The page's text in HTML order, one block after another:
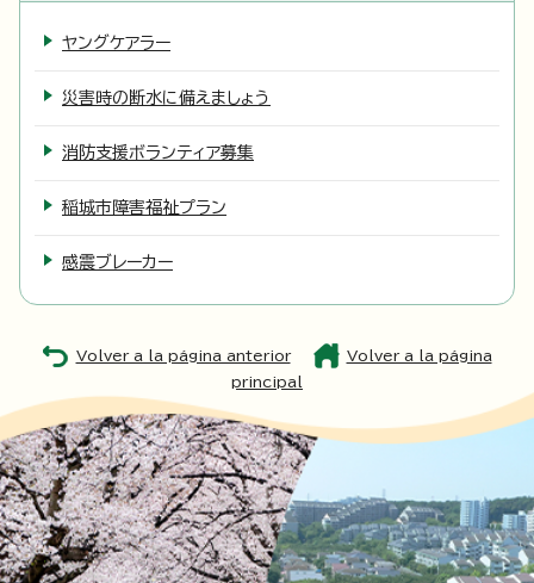
ヤングケアラー
災害時の断水に備えましょう
消防支援ボランティア募集
稲城市障害福祉プラン
感震ブレーカー
Volver a la página anterior
Volver a la página
principal